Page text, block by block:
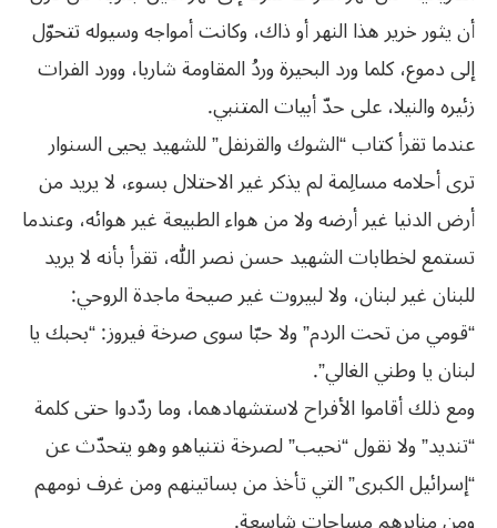
أن يثور خرير هذا النهر أو ذاك، وكانت أمواجه وسيوله تتحوّل
إلى دموع، كلما ورد البحيرة وردُ المقاومة شاربا، وورد الفرات
زئيره والنيلا، على حدّ أبيات المتنبي.
عندما تقرأ كتاب “الشوك والقرنفل” للشهيد يحيى السنوار
ترى أحلامه مسالِمة لم يذكر غير الاحتلال بسوء، لا يريد من
أرض الدنيا غير أرضه ولا من هواء الطبيعة غير هوائه، وعندما
تستمع لخطابات الشهيد حسن نصر الله، تقرأ بأنه لا يريد
للبنان غير لبنان، ولا لبيروت غير صيحة ماجدة الروحي:
“قومي من تحت الردم” ولا حبّا سوى صرخة فيروز: “بحبك يا
لبنان يا وطني الغالي”.
ومع ذلك أقاموا الأفراح لاستشهادهما، وما ردّدوا حتى كلمة
“تنديد” ولا نقول “نحيب” لصرخة نتنياهو وهو يتحدّث عن
“إسرائيل الكبرى” التي تأخذ من بساتينهم ومن غرف نومهم